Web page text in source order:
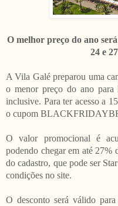
O melhor preço do ano
24 e
A Vila Galé preparou uma
o menor preço do ano para
inclusive. Para ter acesso a
o cupom BLACKFRIDAYBR
O valor promocional é
podendo chegar em até 27%
do cadastro, que pode ser
condições no site.
O desconto será válido